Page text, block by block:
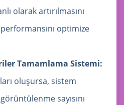
olarak artırılmasını
optimize
Tamamlama Sistemi:
oluşursa, sistem
sayısını